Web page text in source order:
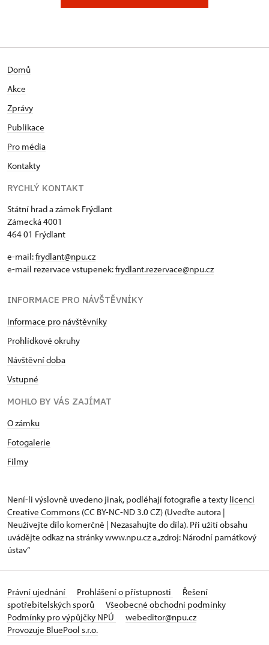
Domů
Akce
Zprávy
Publikace
Pro média
Kontakty
RYCHLÝ KONTAKT
Státní hrad a zámek Frýdlant
Zámecká 4001
464 01 Frýdlant
e-mail:frydlant@npu.cz
e-mail rezervace vstupenek:frydlant.rezervace@npu.cz
INFORMACE PRO NÁVŠTĚVNÍKY
Informace pro návštěvníky
Prohlídkové okruhy
Návštěvní doba
Vstupné
MOHLO BY VÁS ZAJÍMAT
O zámku
Fotogalerie
Filmy
Není-li výslovně uvedeno jinak, podléhají fotografie a texty licenci
Creative Commons (CC BY-NC-ND 3.0 CZ) (Uveďte autora |
Neužívejte dílo komerčně | Nezasahujte do díla). Při užití obsahu
uvádějte odkaz na stránky www.npu.cz a „zdroj: Národní památkový
ústav“
Právní ujednání Prohlášení o přístupnosti
Řešení
spotřebitelských sporů
Všeobecné obchodní podmínky
Podmínky pro výpůjčky NPÚ
webeditor@npu.cz
Provozuje BluePool s.r.o.